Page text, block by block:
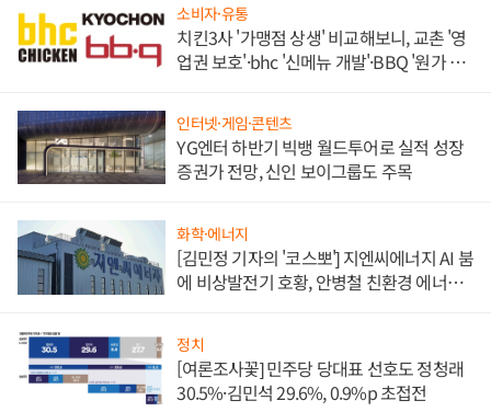
소비자·유통
치킨3사 '가맹점 상생' 비교해보니, 교촌 '영
업권 보호'·bhc '신메뉴 개발'·BBQ '원가 부
인터넷·게임·콘텐츠
YG엔터 하반기 빅뱅 월드투어로 실적 성장
증권가 전망, 신인 보이그룹도 주목
화학·에너지
[김민정 기자의 '코스뽀'] 지엔씨에너지 AI 붐
에 비상발전기 호황, 안병철 친환경 에너지
정치
[여론조사꽃] 민주당 당대표 선호도 정청래
30.5%·김민석 29.6%, 0.9%p 초접전